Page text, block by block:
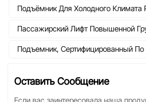
Подъёмник Для Холодного Климата
Пассажирский Лифт Повышенной
Подъемник, Сертифицированный
Оставить Сообщение
Если вас заинтересовала наша